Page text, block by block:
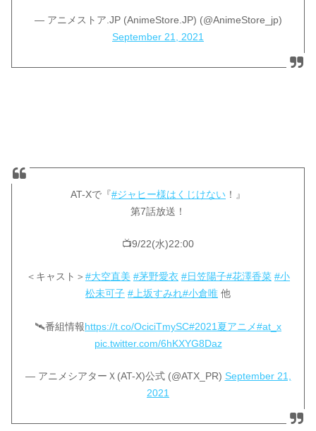
— アニメストア.JP (AnimeStore.JP) (@AnimeStore_jp)
September 21, 2021
AT-Xで『#ジャヒー様はくじけない ！』
第7話放送！
📺9/22(水)22:00
＜キャスト＞ #大空直美 #茅野愛衣 #日笠陽子#花澤香菜 #小
松未可子 #上坂すみれ#小倉唯 他
🛰番組情報https://t.co/OciciTmySC#2021夏アニメ#at_x
pic.twitter.com/6hKXYG8Daz
— アニメシアターＸ(AT-X)公式 (@ATX_PR) September 21,
2021